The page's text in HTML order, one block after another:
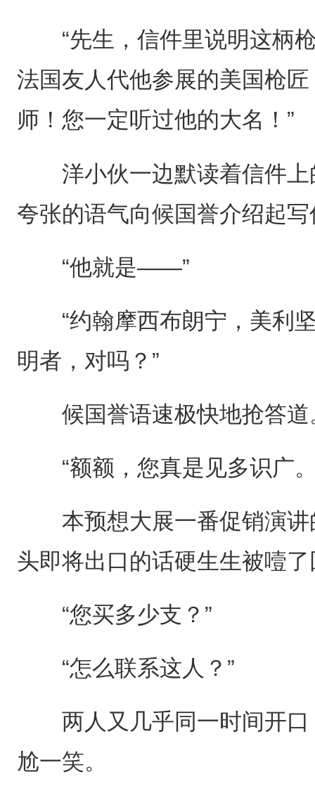
“先生，信件里说明这柄枪
法国友人代他参展的美国枪
师！您一定听过他的大名！”
洋小伙一边默读着信件上
夸张的语气向候国誉介绍起
“他就是——”
“约翰摩西布朗宁，美利坚
明者，对吗？”
候国誉语速极快地抢答道
“额额，您真是见多识广
本预想大展一番促销演讲
头即将出口的话硬生生被噎
“您买多少支？”
“怎么联系这人？”
两人又几乎同一时间开口
尬一笑。